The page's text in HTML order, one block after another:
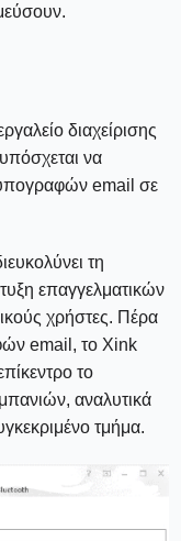
διαχείρισης
να
υπογραφών email σε
τη
επαγγελματικών
χρήστες. Πέρα
email, το Xink
το
αναλυτικά
τμήμα.